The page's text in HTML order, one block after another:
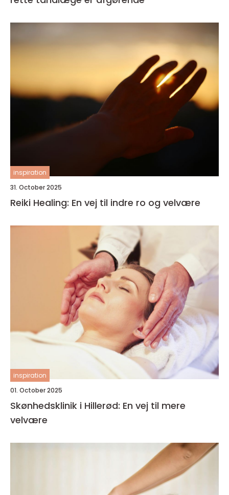
inspiration
31. October 2025
Reiki Healing: En vej til indre ro og velvære
inspiration
01. October 2025
Skønhedsklinik i Hillerød: En vej til mere
velvære